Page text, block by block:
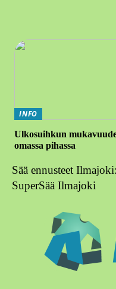
INFO
Ulkosuihkun
omassa pihassa
Sää ennusteet
SuperSää Ilmajoki